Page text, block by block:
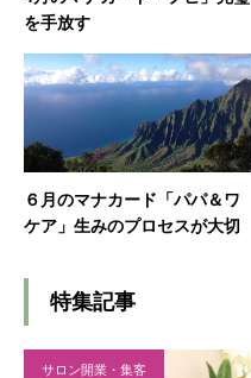
を手放す
６月のマナカード「パパ＆ワ
ケア」生みのプロセスが大切
特集記事
サロン開業・集客